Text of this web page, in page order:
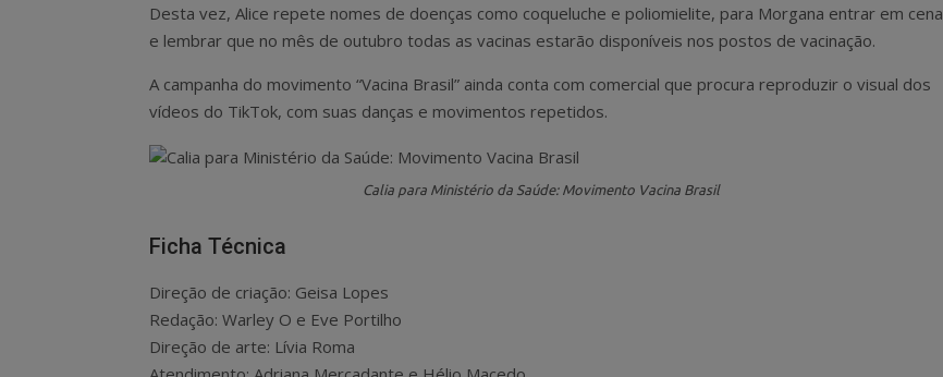
Desta vez, Alice repete nomes de doenças como coqueluche e poliomielite, para Morgana entrar em cena
e lembrar que no mês de outubro todas as vacinas estarão disponíveis nos postos de vacinação.
A campanha do movimento “Vacina Brasil” ainda conta com comercial que procura reproduzir o visual dos
vídeos do TikTok, com suas danças e movimentos repetidos.
Calia para Ministério da Saúde: Movimento Vacina Brasil
Ficha Técnica
Direção de criação: Geisa Lopes
Redação: Warley O e Eve Portilho
Direção de arte: Lívia Roma